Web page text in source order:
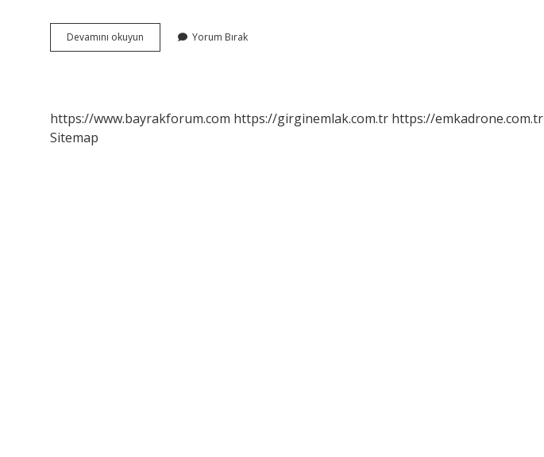
Devamını okuyun Magnum
Kime
Yorum Bırak
https://www.bayrakforum.com https://girginemlak.com.tr https://emkadrone.com.tr
Sitemap